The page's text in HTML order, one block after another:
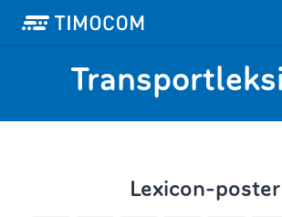
Lexicon-poster